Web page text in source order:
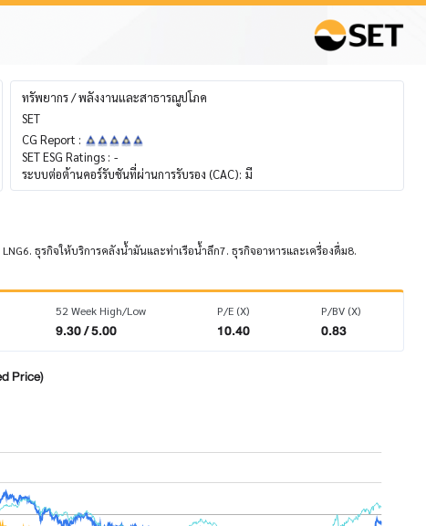
ทรัพยากร / พลังงานและสาธารณูปโภค
SET
CG Report :
SET ESG Ratings : -
ระบบต่อต้านคอร์รับชันที่ผ่านการรับรอง (CAC): มี
ธุรกิจให้บริการคลังน้ำมันและท่าเรือน้ำลึก7. ธุรกิจอาหารและเครื่องดื่ม8.
52 Week High/Low
9.30 / 5.00
P/E (X)
10.40
P/BV (X)
0.83
Price)